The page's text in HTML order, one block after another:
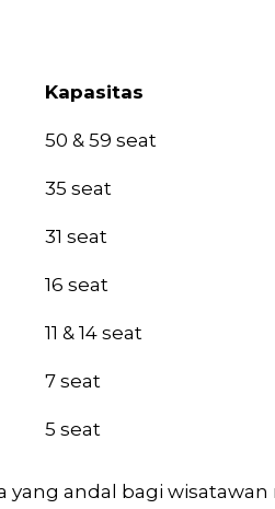
Kapasitas
Kapasitas
50 & 59 seat
35 seat
31 seat
16 seat
11 & 14 seat
7 seat
5 seat
yang andal bagi